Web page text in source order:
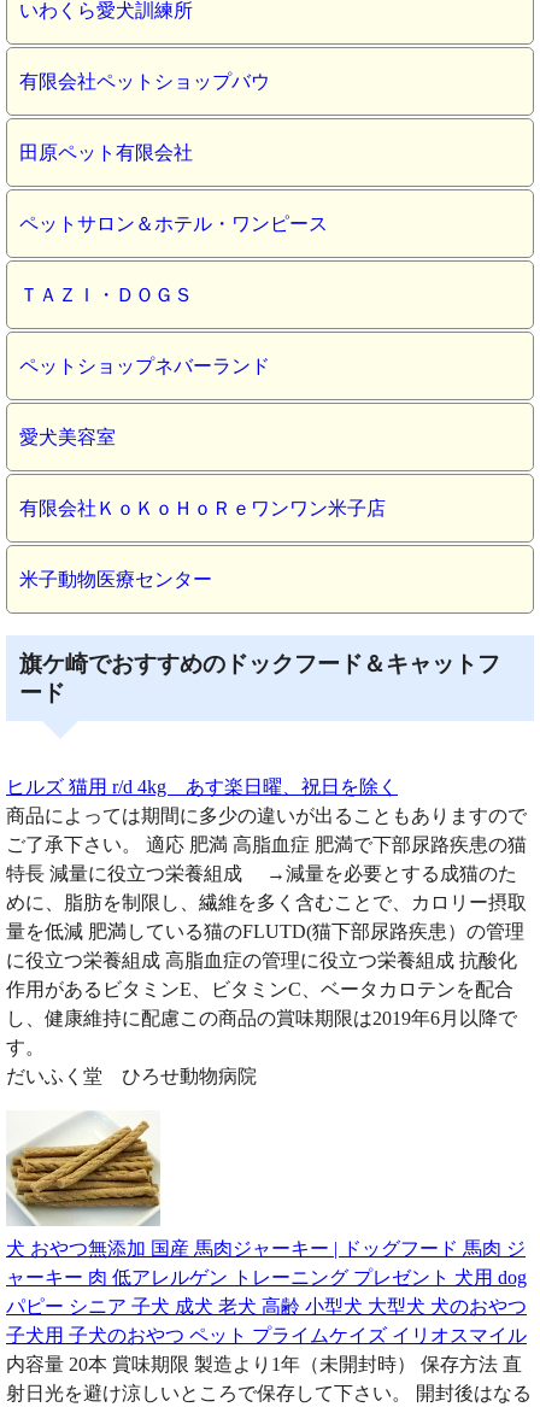
いわくら愛犬訓練所
有限会社ペットショップバウ
田原ペット有限会社
ペットサロン＆ホテル・ワンピース
ＴＡＺＩ・ＤＯＧＳ
ペットショップネバーランド
愛犬美容室
有限会社ＫｏＫｏＨｏＲｅワンワン米子店
米子動物医療センター
旗ケ崎でおすすめのドックフード＆キャットフ
ード
ヒルズ 猫用 r/d 4kg あす楽日曜、祝日を除く
商品によっては期間に多少の違いが出ることもありますので
ご了承下さい。 適応 肥満 高脂血症 肥満で下部尿路疾患の猫
特長 減量に役立つ栄養組成 →減量を必要とする成猫のた
めに、脂肪を制限し、繊維を多く含むことで、カロリー摂取
量を低減 肥満している猫のFLUTD(猫下部尿路疾患）の管理
に役立つ栄養組成 高脂血症の管理に役立つ栄養組成 抗酸化
作用があるビタミンE、ビタミンC、ベータカロテンを配合
し、健康維持に配慮この商品の賞味期限は2019年6月以降で
す。
だいふく堂 ひろせ動物病院
犬 おやつ無添加 国産 馬肉ジャーキー | ドッグフード 馬肉 ジ
ャーキー 肉 低アレルゲン トレーニング プレゼント 犬用 dog
パピー シニア 子犬 成犬 老犬 高齢 小型犬 大型犬 犬のおやつ
子犬用 子犬のおやつ ペット プライムケイズ イリオスマイル
内容量 20本 賞味期限 製造より1年（未開封時） 保存方法 直
射日光を避け涼しいところで保存して下さい。 開封後はなる